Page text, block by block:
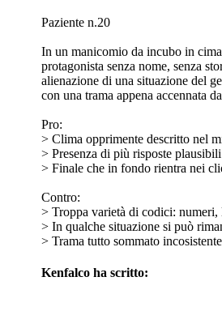
Paziente n.20
In un manicomio da incubo in
protagonista senza nome, senza
alienazione di una situazione del
con una trama appena accennata
Pro:
> Clima opprimente descritto nel
> Presenza di più risposte
> Finale che in fondo rientra nei
Contro:
> Troppa varietà di codici: numeri,
> In qualche situazione si può
> Trama tutto sommato
Kenfalco ha scritto: